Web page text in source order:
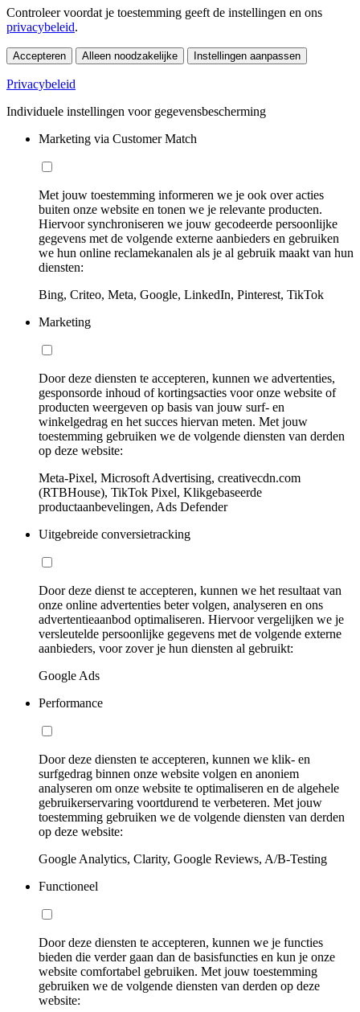
Controleer voordat je toestemming geeft de instellingen en ons
privacybeleid.
Accepteren Alleen noodzakelijke Instellingen aanpassen
Privacybeleid
Individuele instellingen voor gegevensbescherming
Marketing via Customer Match
Met jouw toestemming informeren we je ook over acties
buiten onze website en tonen we je relevante producten.
Hiervoor synchroniseren we jouw gecodeerde persoonlijke
gegevens met de volgende externe aanbieders en gebruiken
we hun online reclamekanalen als je al gebruik maakt van hun
diensten:
Bing, Criteo, Meta, Google, LinkedIn, Pinterest, TikTok
Marketing
Door deze diensten te accepteren, kunnen we advertenties,
gesponsorde inhoud of kortingsacties voor onze website of
producten weergeven op basis van jouw surf- en
winkelgedrag en het succes hiervan meten. Met jouw
toestemming gebruiken we de volgende diensten van derden
op deze website:
Meta-Pixel, Microsoft Advertising, creativecdn.com
(RTBHouse), TikTok Pixel, Klikgebaseerde
productaanbevelingen, Ads Defender
Uitgebreide conversietracking
Door deze dienst te accepteren, kunnen we het resultaat van
onze online advertenties beter volgen, analyseren en ons
advertentieaanbod optimaliseren. Hiervoor vergelijken we je
versleutelde persoonlijke gegevens met de volgende externe
aanbieders, voor zover je hun diensten al gebruikt:
Google Ads
Performance
Door deze diensten te accepteren, kunnen we klik- en
surfgedrag binnen onze website volgen en anoniem
analyseren om onze website te optimaliseren en de algehele
gebruikerservaring voortdurend te verbeteren. Met jouw
toestemming gebruiken we de volgende diensten van derden
op deze website:
Google Analytics, Clarity, Google Reviews, A/B-Testing
Functioneel
Door deze diensten te accepteren, kunnen we je functies
bieden die verder gaan dan de basisfuncties en kun je onze
website comfortabel gebruiken. Met jouw toestemming
gebruiken we de volgende diensten van derden op deze
website: